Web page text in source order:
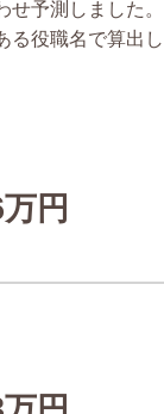
予測しました。
る役職名で算出し
円